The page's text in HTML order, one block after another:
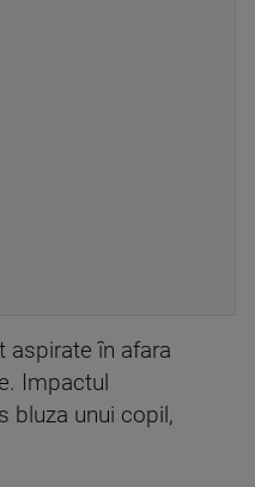
aspirate în afara
Impactul
bluza unui copil,